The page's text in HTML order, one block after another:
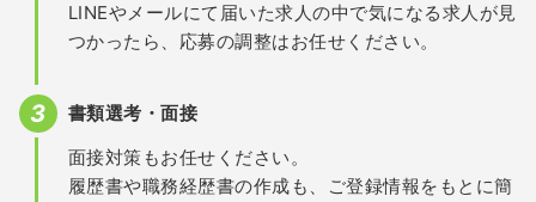
LINEやメールにて届いた求人の中で気になる求人が見
つかったら、応募の調整はお任せください。
書類選考・面接
面接対策もお任せください。
履歴書や職務経歴書の作成も、ご登録情報をもとに簡